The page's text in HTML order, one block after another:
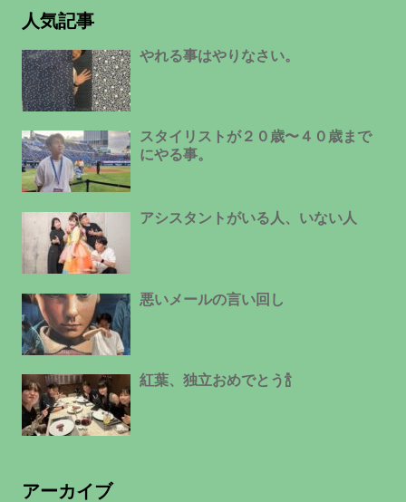
人気記事
やれる事はやりなさい。
スタイリストが２０歳〜４０歳まで
にやる事。
アシスタントがいる人、いない人
悪いメールの言い回し
紅葉、独立おめでとう🍾
アーカイブ